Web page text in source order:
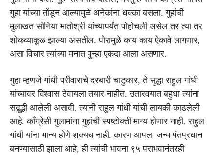
गुहा यांच्या तोंडून आल्यामुळे अनेकांना धक्का बसला. गुहांची
मुलाखत सोनिया मातोश्री यांच्यापर्यंत पोहोचली असेल तर त्या तर
शोकव्याकूळ झाल्या असतील. पोरामुळे काय काय ऐकावे लागणार,
असा विचार त्यांच्या मनात पुन्हा एकदा आला असणार.
गुहा म्हणजे गांधी परीवाराचे दरबारी चाटुकार, ते सुद्धा राहुल गांधी
यांच्यावर विश्वास ठेवायला तयार नाहीत. उतारवयात बहुधा त्यांना
सद्बुद्धी आलेली असावी. त्यांनी राहुल गांधी यांची लायकी काढलेली
आहे. काँग्रेसी गुलामांना गुहांची स्पष्टोक्ती मान्य होणार नाही. राहुल
गांधी यांना मान्य होणे शक्यच नाही. कारण आपला जन्म पंतप्रधान
बनण्यासाठी झाला आहे, ही त्यांची भावना ९५ पराभवानंतरही